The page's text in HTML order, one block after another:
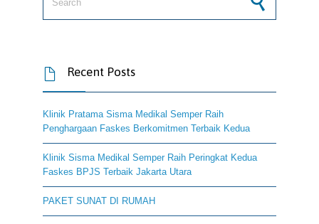
 Recent Posts
Klinik Pratama Sisma Medikal Semper Raih
Penghargaan Faskes Berkomitmen Terbaik Kedua
Klinik Sisma Medikal Semper Raih Peringkat Kedua
Faskes BPJS Terbaik Jakarta Utara
PAKET SUNAT DI RUMAH